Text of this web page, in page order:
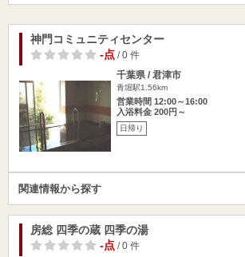
神門コミュニティセンター
-点/ 0 件
千葉県 / 君津市
青堀駅1.56km
営業時間 12:00～16:00
入浴料金 200円～
日帰り
関連情報から探す
房総 四季の蔵 四季の湯
-点/ 0 件